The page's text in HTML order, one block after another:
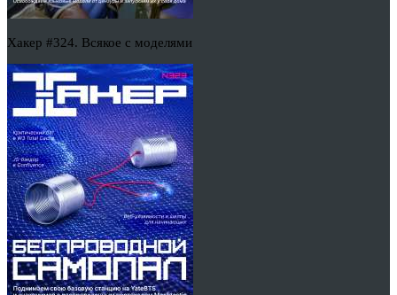
Хакер #324. Всякое с моделями